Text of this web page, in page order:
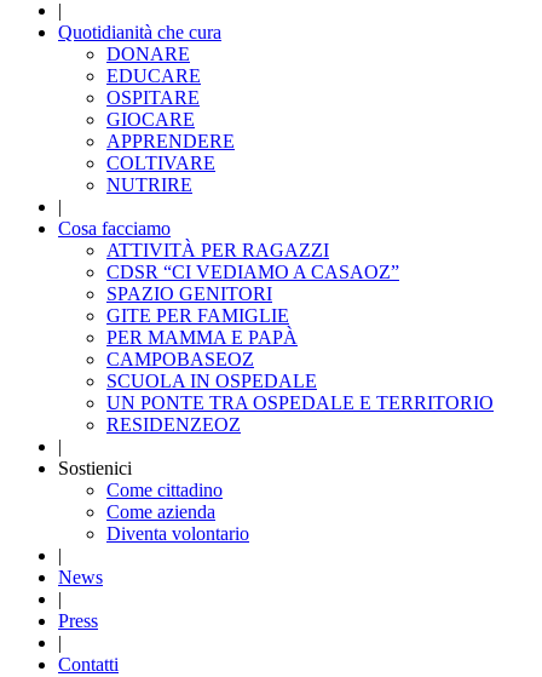
|
Quotidianità che cura
DONARE
EDUCARE
OSPITARE
GIOCARE
APPRENDERE
COLTIVARE
NUTRIRE
|
Cosa facciamo
ATTIVITÀ PER RAGAZZI
CDSR “CI VEDIAMO A CASAOZ”
SPAZIO GENITORI
GITE PER FAMIGLIE
PER MAMMA E PAPÀ
CAMPOBASEOZ
SCUOLA IN OSPEDALE
UN PONTE TRA OSPEDALE E TERRITORIO
RESIDENZEOZ
|
Sostienici
Come cittadino
Come azienda
Diventa volontario
|
News
|
Press
|
Contatti